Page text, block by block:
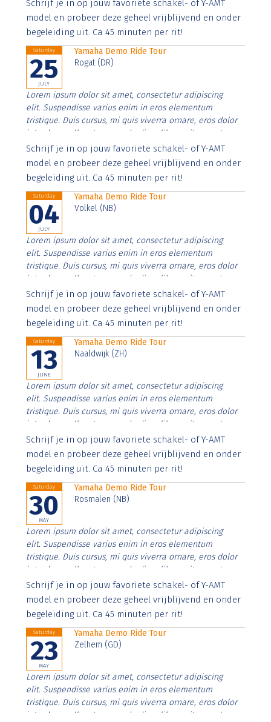
imperdiet. Nunc ut sem vitae risus tristique posuere.
Schrijf je in op jouw favoriete schakel- of Y-AMT
model en probeer deze geheel vrijblijvend en onder
begeleiding uit. Ca 45 minuten per rit!
Saturday
25
JULY
Yamaha Demo Ride Tour
Rogat (DR)
Lorem ipsum dolor sit amet, consectetur adipiscing
elit. Suspendisse varius enim in eros elementum
tristique. Duis cursus, mi quis viverra ornare, eros dolor
interdum nulla, ut commodo diam libero vitae erat.
Aenean faucibus nibh et justo cursus id rutrum lorem
imperdiet. Nunc ut sem vitae risus tristique posuere.
Schrijf je in op jouw favoriete schakel- of Y-AMT
model en probeer deze geheel vrijblijvend en onder
begeleiding uit. Ca 45 minuten per rit!
Saturday
04
JULY
Yamaha Demo Ride Tour
Volkel (NB)
Lorem ipsum dolor sit amet, consectetur adipiscing
elit. Suspendisse varius enim in eros elementum
tristique. Duis cursus, mi quis viverra ornare, eros dolor
interdum nulla, ut commodo diam libero vitae erat.
Aenean faucibus nibh et justo cursus id rutrum lorem
imperdiet. Nunc ut sem vitae risus tristique posuere.
Schrijf je in op jouw favoriete schakel- of Y-AMT
model en probeer deze geheel vrijblijvend en onder
begeleiding uit. Ca 45 minuten per rit!
Saturday
13
JUNE
Yamaha Demo Ride Tour
Naaldwijk (ZH)
Lorem ipsum dolor sit amet, consectetur adipiscing
elit. Suspendisse varius enim in eros elementum
tristique. Duis cursus, mi quis viverra ornare, eros dolor
interdum nulla, ut commodo diam libero vitae erat.
Aenean faucibus nibh et justo cursus id rutrum lorem
imperdiet. Nunc ut sem vitae risus tristique posuere.
Schrijf je in op jouw favoriete schakel- of Y-AMT
model en probeer deze geheel vrijblijvend en onder
begeleiding uit. Ca 45 minuten per rit!
Saturday
30
MAY
Yamaha Demo Ride Tour
Rosmalen (NB)
Lorem ipsum dolor sit amet, consectetur adipiscing
elit. Suspendisse varius enim in eros elementum
tristique. Duis cursus, mi quis viverra ornare, eros dolor
interdum nulla, ut commodo diam libero vitae erat.
Aenean faucibus nibh et justo cursus id rutrum lorem
imperdiet. Nunc ut sem vitae risus tristique posuere.
Schrijf je in op jouw favoriete schakel- of Y-AMT
model en probeer deze geheel vrijblijvend en onder
begeleiding uit. Ca 45 minuten per rit!
Saturday
23
MAY
Yamaha Demo Ride Tour
Zelhem (GD)
Lorem ipsum dolor sit amet, consectetur adipiscing
elit. Suspendisse varius enim in eros elementum
tristique. Duis cursus, mi quis viverra ornare, eros dolor
interdum nulla, ut commodo diam libero vitae erat.